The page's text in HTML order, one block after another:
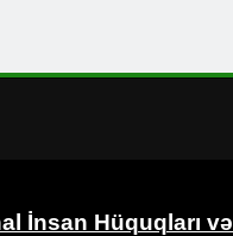
İnsan Hüquqları və